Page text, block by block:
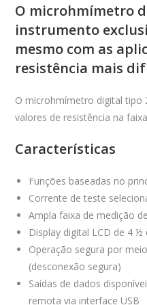
O microhmímetro
instrumento
mesmo com as
resistência mais
O microhmímetro digital tipo
valores de resistência na
Características
Funções baseadas no
Corrente de teste
Ampla faixa de medição
Display digital LCD de 4
Operação segura por
(desconexão segura)
Saídas de dados
remota via interface USB